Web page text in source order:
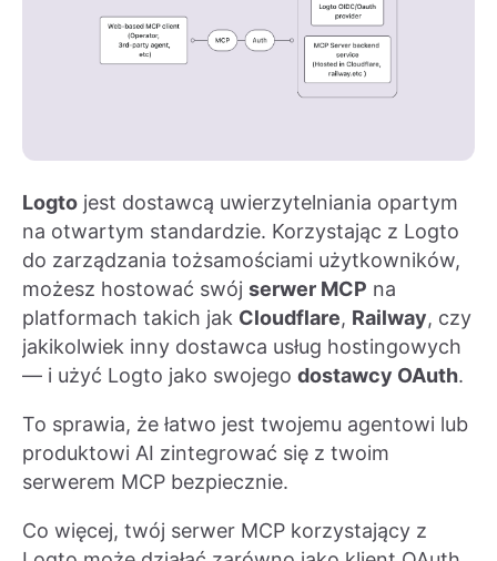
Logto jest dostawcą uwierzytelniania opartym
na otwartym standardzie. Korzystając z Logto
do zarządzania tożsamościami użytkowników,
możesz hostować swój serwer MCP na
platformach takich jak Cloudflare, Railway, czy
jakikolwiek inny dostawca usług hostingowych
— i użyć Logto jako swojego dostawcy OAuth.
To sprawia, że łatwo jest twojemu agentowi lub
produktowi AI zintegrować się z twoim
serwerem MCP bezpiecznie.
Co więcej, twój serwer MCP korzystający z